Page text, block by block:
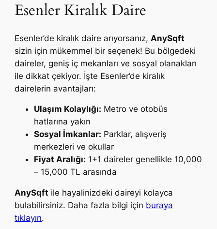
Esenler Kiralık Daire
Esenler’de kiralık daire arıyorsanız, AnySqft
sizin için mükemmel bir seçenek! Bu bölgedeki
daireler, geniş iç mekanları ve sosyal olanakları
ile dikkat çekiyor. İşte Esenler’de kiralık
dairelerin avantajları:
Ulaşım Kolaylığı: Metro ve otobüs
hatlarına yakın
Sosyal İmkanlar: Parklar, alışveriş
merkezleri ve okullar
Fiyat Aralığı: 1+1 daireler genellikle 10,000
– 15,000 TL arasında
AnySqft ile hayalinizdeki daireyi kolayca
bulabilirsiniz. Daha fazla bilgi için buraya
tıklayın.